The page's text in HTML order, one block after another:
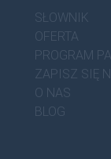
SŁOWNIK
OFERTA
PROGRAM
ZAPISZ SIĘ
O NAS
BLOG